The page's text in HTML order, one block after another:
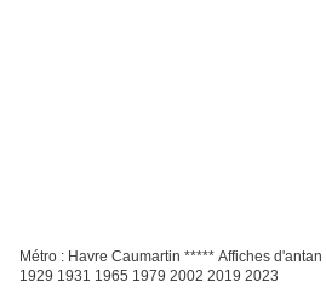
Métro : Havre Caumartin ***** Affiches
1929 1931 1965 1979 2002 2019 2023